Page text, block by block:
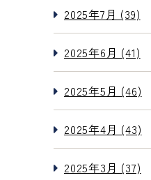
2025年7月 (39)
2025年6月 (41)
2025年5月 (46)
2025年4月 (43)
2025年3月 (37)